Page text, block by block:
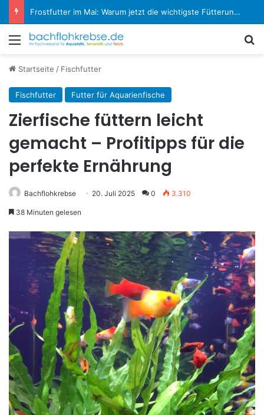
Koi-Krankheiten erkennen und behandeln: Der große Experten-Ratgeber
Menü
Startseite / Fischfutter
Fischfutter Futter für Aquarienfische
Zierfische füttern leicht
gemacht – Profitipps für die
perfekte Ernährung
Bachflohkrebse 20. Juli 2025 0 3.310
38 Minuten gelesen